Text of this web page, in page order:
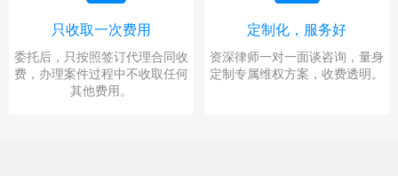
只收取一次费用
委托后，只按照签订代理合同收
费，办理案件过程中不收取任何
其他费用。
定制化，服务好
资深律师一对一面谈咨询，量身
定制专属维权方案，收费透明。